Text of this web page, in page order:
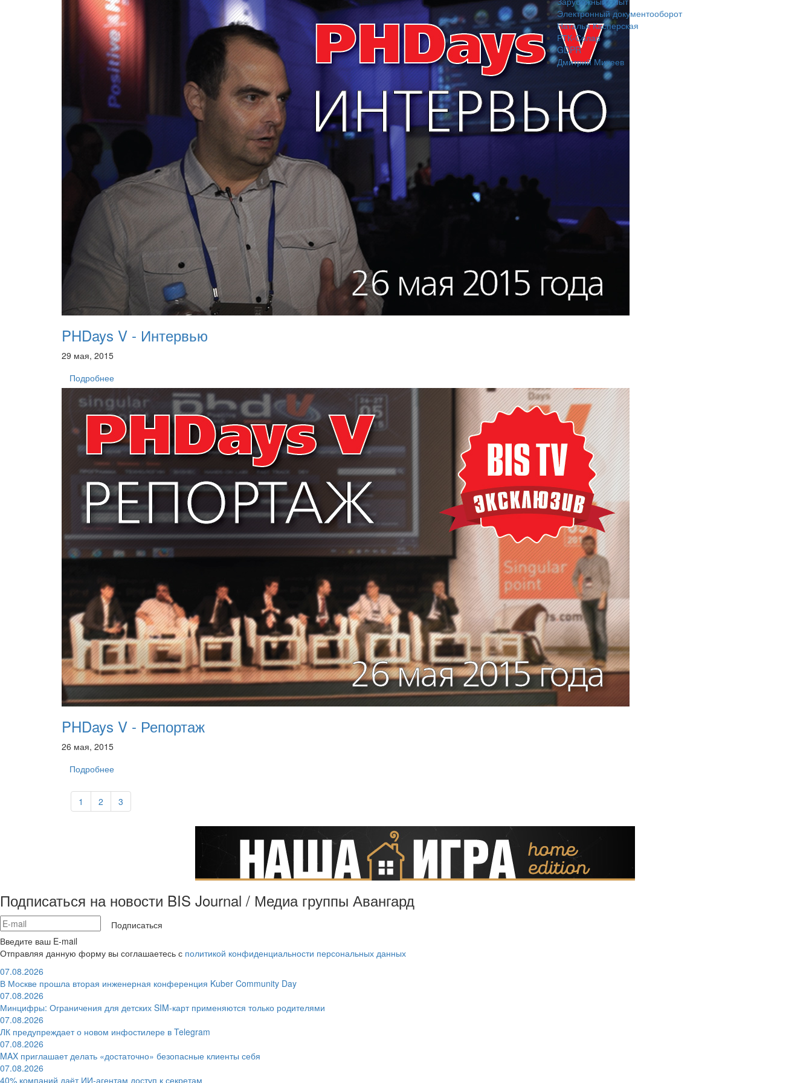
PHDays V - Интервью
29 мая, 2015
Подробнее
PHDays V - Репортаж
26 мая, 2015
Подробнее
Электронный документооборот
Наталья Касперская
РТК-Солар
GDPR
Дмитрий Михеев
1 2 3
Подписаться на новости BIS Journal / Медиа группы Авангард
Подписаться
Введите ваш E-mail
Отправляя данную форму вы соглашаетесь с политикой конфиденциальности персональных данных
07.08.2026
В Москве прошла вторая инженерная конференция Kuber Community Day
07.08.2026
Минцифры: Ограничения для детских SIM-карт применяются только родителями
07.08.2026
ЛК предупреждает о новом инфостилере в Telegram
07.08.2026
MAX приглашает делать «достаточно» безопасные клиенты себя
07.08.2026
40% компаний даёт ИИ‑агентам доступ к секретам